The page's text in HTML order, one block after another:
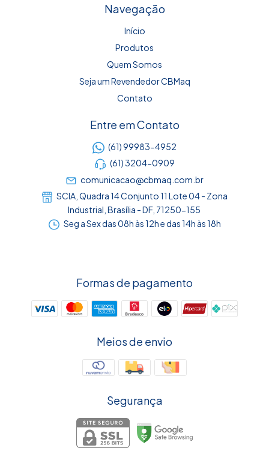
Navegação
Início
Produtos
Quem Somos
Seja um Revendedor CBMaq
Contato
Entre em Contato
(61) 99983-4952
(61) 3204-0909
comunicacao@cbmaq.com.br
SCIA, Quadra 14 Conjunto 11 Lote 04 - Zona
Industrial, Brasília - DF, 71250-155
Seg a Sex das 08h às 12h e das 14h às 18h
Formas de pagamento
Meios de envio
Segurança